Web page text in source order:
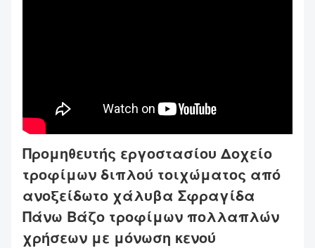
Προμηθευτής εργοστασίου Δοχείο
τροφίμων διπλού τοιχώματος από
ανοξείδωτο χάλυβα Σφραγίδα
Πάνω Βάζο τροφίμων πολλαπλών
χρήσεων με μόνωση κενού